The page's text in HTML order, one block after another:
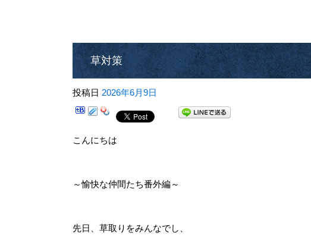
草対策
投稿日 2026年6月9日
こんにちは
～愉快な仲間たち番外編～
先日、草取りをみんなでし、